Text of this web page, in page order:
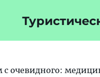
очевидного: